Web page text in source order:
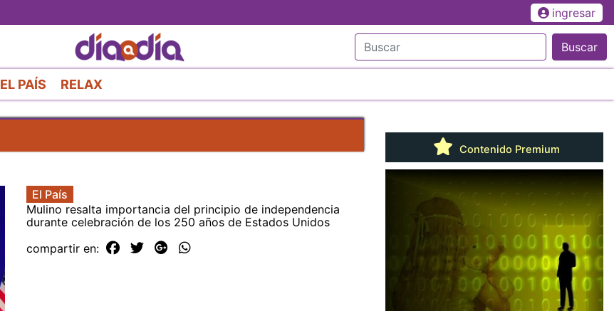
al
contenido
principal
ingresar
Buscar
EL PAÍS RELAX
El País
Mulino resalta importancia del principio de independencia
durante celebración de los 250 años de Estados Unidos
compartir en:
Contenido Premium